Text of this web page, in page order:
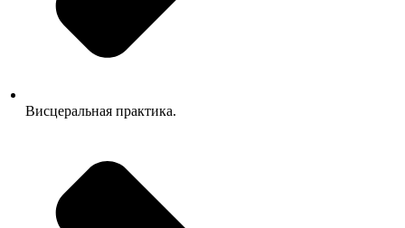
Висцеральная практика.